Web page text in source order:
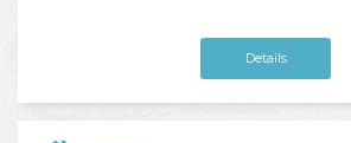
Details